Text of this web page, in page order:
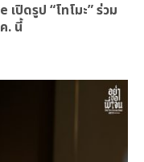
ปิดรูป “โทโมะ” ร่วม
. นี้